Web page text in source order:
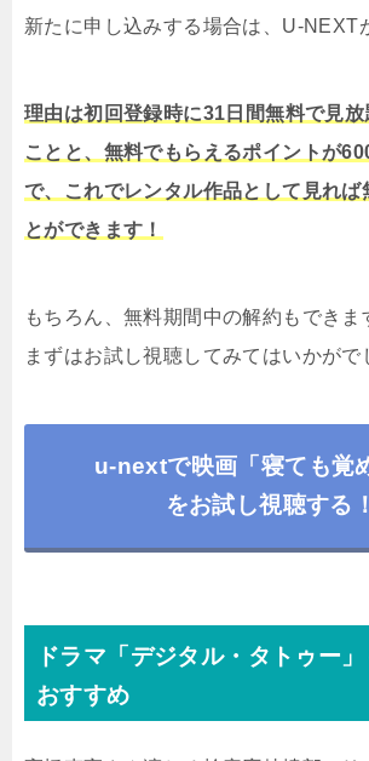
新たに申し込みする場合は、U-NEXT
理由は初回登録時に31日間無料で見
ことと、無料でもらえるポイントが
で、これでレンタル作品として見れば
とができます！
もちろん、無料期間中の解約もできま
まずはお試し視聴してみてはいかがで
u-nextで映画「寝ても覚
をお試し視聴する！
ドラマ「デジタル・タトゥー
おすすめ